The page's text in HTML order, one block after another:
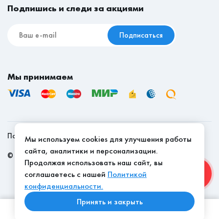
Подпишись и следи за акциями
Подписаться
Мы принимаем
© 2026, Мебель Эконом - качество доступно
Политика конфиденциальности
Мы используем cookies для улучшения работы
сайта, аналитики и персонализации.
Продолжая использовать наш сайт, вы
соглашаетесь с нашей Политикой
конфиденциальности.
Принять и закрыть